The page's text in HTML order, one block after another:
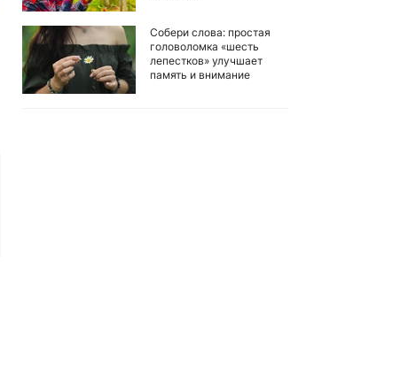
Собери слова: простая
головоломка «шесть
лепестков» улучшает
память и внимание